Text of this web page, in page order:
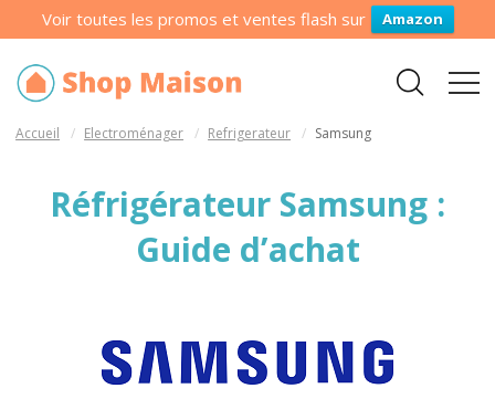
Voir toutes les promos et ventes flash sur Amazon
Accueil Electroménager Refrigerateur Samsung
Réfrigérateur Samsung :
Guide d’achat